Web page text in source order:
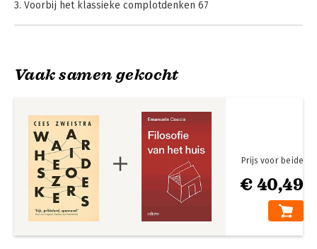
Bekijk alle boeken
3. Voorbij het klassieke complotdenken 67
8. Kolonisten van een absurde wereld 222
Epiloog 313
Literatuurlijst 315
Dankwoord 319
Vaak samen gekocht
€ 40,49
Prijs voor beide